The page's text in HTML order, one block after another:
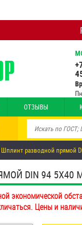
ОТЗЫВЫ
Шплинт разводной прямой
DIN 94 5Х40
экономической
Цены и